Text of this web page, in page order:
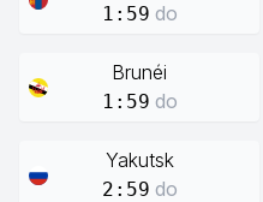
1:59 do
Brunéi
1:59 do
Yakutsk
2:59 do